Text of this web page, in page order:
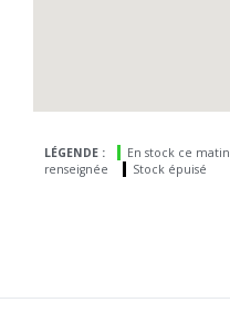
LÉGENDE : En stock ce matin
renseignée
Stock épuisé